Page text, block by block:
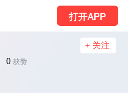
打开APP
0 获赞
+ 关注